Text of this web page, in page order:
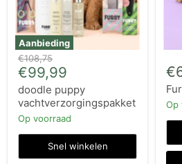
Aanbieding
Oorspronkelijke
prijs
€108,75
Huidige
prijs
€99,99
doodle puppy
vachtverzorgingspakket
Op voorraad
Snel winkelen